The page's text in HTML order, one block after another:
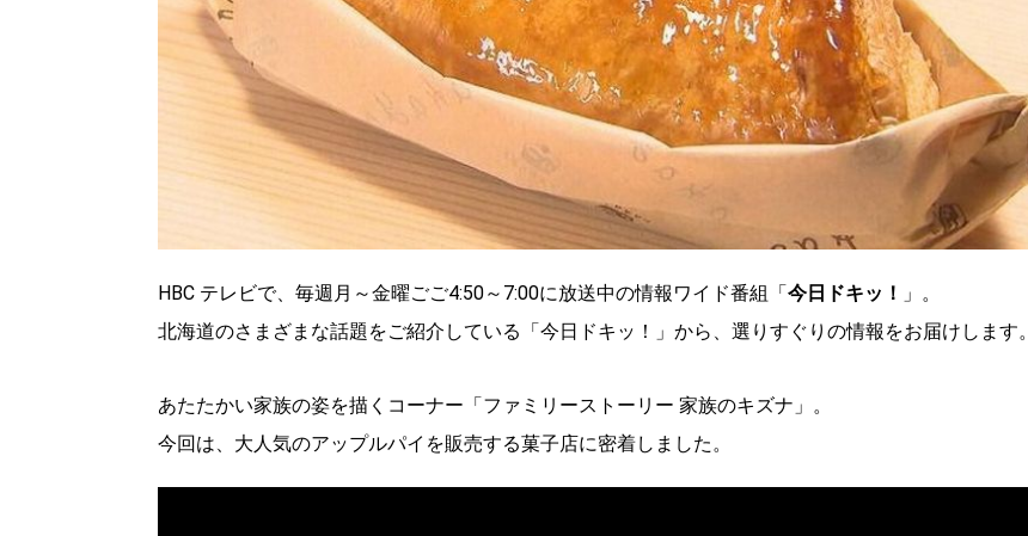
HBC テレビで、毎週月～金曜ごご4:50～7:00に放送中の情報ワイド番組「 今日ドキッ！ 」。
北海道のさまざまな話題をご紹介している「今日ドキッ！」から、選りすぐりの情報をお届けします。
あたたかい家族の姿を描くコーナー「ファミリーストーリー 家族のキズナ」。
今回は、大人気のアップルパイを販売する菓子店に密着しました。